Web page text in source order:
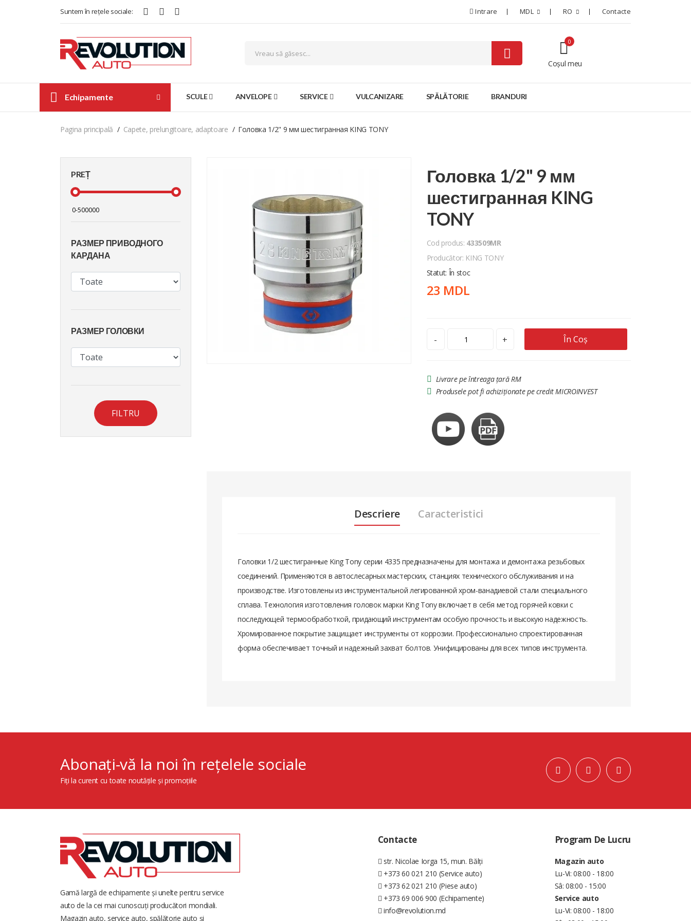
Suntem în rețele sociale: Intrare MDL RO Contacte
Coșul meu
0
Echipamente SCULE ANVELOPE SERVICE VULCANIZARE SPĂLĂTORIE BRANDURI
Pagina principală Capete, prelungitoare, adaptoare Головка 1/2" 9 мм шестигранная KING TONY
PREȚ
РАЗМЕР ПРИВОДНОГО
КАРДАНА
РАЗМЕР ГОЛОВКИ
FILTRU
Головка 1/2" 9 мм
шестигранная KING
TONY
Cod produs: 433509MR
Producător: KING TONY
Statut: În stoc
23 MDL
- + În Coș
Livrare pe întreaga țară RM
Produsele pot fi achiziționate pe credit MICROINVEST
Descriere Caracteristici
Головки 1/2 шестигранные King Tony серии 4335 предназначены для монтажа и демонтажа резьбовых
соединений. Применяются в автослесарных мастерских, станциях технического обслуживания и на
производстве. Изготовлены из инструментальной легированной хром-ванадиевой стали специального
сплава. Технология изготовления головок марки King Tony включает в себя метод горячей ковки с
последующей термообработкой, придающий инструментам особую прочность и высокую надежность.
Хромированное покрытие защищает инструменты от коррозии. Профессионально спроектированная
форма обеспечивает точный и надежный захват болтов. Унифицированы для всех типов инструмента.
Abonați-vă la noi în rețelele sociale
Fiți la curent cu toate noutățile și promoțiile
Gamă largă de echipamente și unelte pentru service
auto de la cei mai cunoscuți producători mondiali.
Magazin auto, service auto, spălătorie auto și
Contacte
str. Nicolae Iorga 15, mun. Bălți
+373 60 021 210 (Service auto)
+373 62 021 210 (Piese auto)
+373 69 006 900 (Echipamente)
info@revolution.md
Program De Lucru
Magazin auto
Lu-Vi: 08:00 - 18:00
Sâ: 08:00 - 15:00
Service auto
Lu-Vi: 08:00 - 18:00